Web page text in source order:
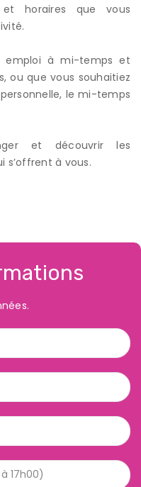
horaires que vous
emploi à mi-temps et
ou que vous souhaitiez
le mi-temps
et découvrir les
s’offrent à vous.